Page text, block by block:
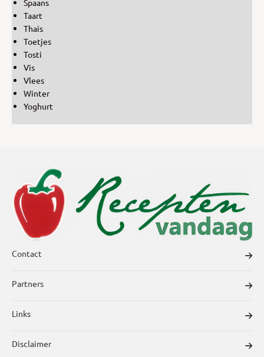
Spaans
Taart
Thais
Toetjes
Tosti
Vis
Vlees
Winter
Yoghurt
Contact
Partners
Links
Disclaimer